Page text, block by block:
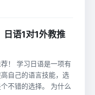
日语1对1外教推
！ 学习日语是一项有
自己的语言技能，选
不错的选择。 为什么